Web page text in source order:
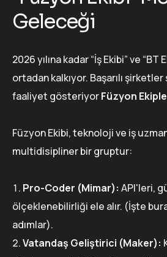
Geleceği
2026 yılına kadar “İş Ekibi” ve “BT
ortadan kalkıyor. Başarılı
faaliyet gösteriyorFüzyon
Füzyon Ekibi, teknoloji ve iş
multidisipliner bir gruptur:
Pro-Coder (Mimar): API'leri,
ölçeklenebilirliği ele alır. (İşte
adımlar).
Vatandaş Geliştirici (Maker):